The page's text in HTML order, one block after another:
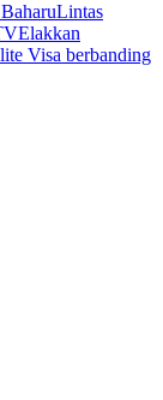
Lintas
Elakkan
Visa berbanding